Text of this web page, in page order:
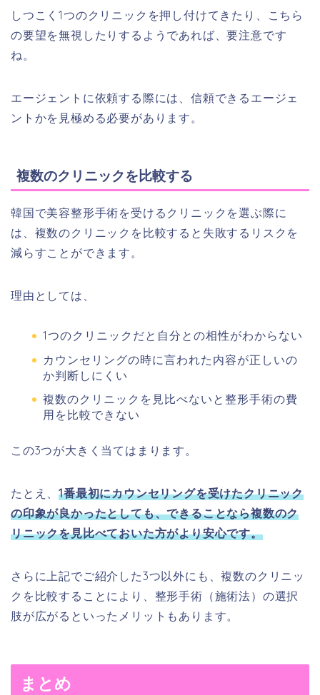
しつこく1つのクリニックを押し付けてきたり、こちら
の要望を無視したりするようであれば、要注意です
ね。
エージェントに依頼する際には、信頼できるエージェ
ントかを見極める必要があります。
複数のクリニックを比較する
韓国で美容整形手術を受けるクリニックを選ぶ際に
は、複数のクリニックを比較すると失敗するリスクを
減らすことができます。
理由としては、
1つのクリニックだと自分との相性がわからない
カウンセリングの時に言われた内容が正しいの
か判断しにくい
複数のクリニックを見比べないと整形手術の費
用を比較できない
この3つが大きく当てはまります。
たとえ、1番最初にカウンセリングを受けたクリニック
の印象が良かったとしても、できることなら複数のク
リニックを見比べておいた方がより安心です。
さらに上記でご紹介した3つ以外にも、複数のクリニッ
クを比較することにより、整形手術（施術法）の選択
肢が広がるといったメリットもあります。
まとめ